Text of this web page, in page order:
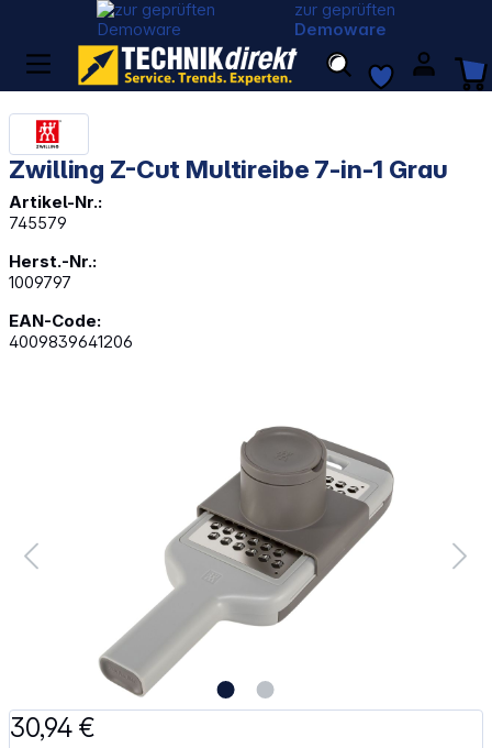
zur geprüften
Demoware
Zwilling Z-Cut Multireibe 7-in-1 Grau
Artikel-Nr.:
745579
Herst.-Nr.:
1009797
EAN-Code:
4009839641206
30,94 €